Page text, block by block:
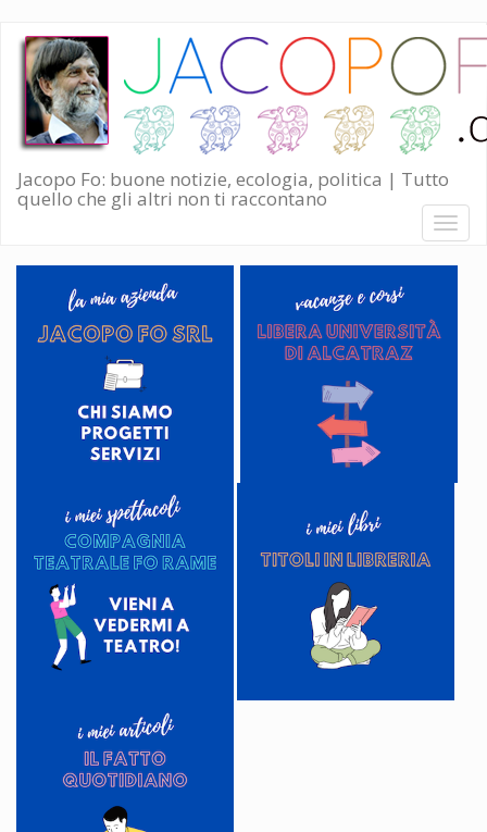
Salta
contenuto
principale
Jacopo Fo: buone notizie, ecologia, politica | Tutto
quello che gli altri non ti raccontano
Toggle